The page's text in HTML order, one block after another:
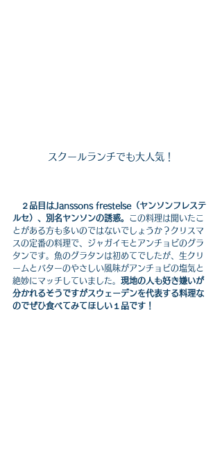
スクールランチでも大人気！
２品目はJanssons frestelse（ヤンソンフレステ
ルセ）、別名ヤンソンの誘惑。 この料理は聞いたこ
とがある方も多いのではないでしょうか？クリスマ
スの定番の料理で、ジャガイモとアンチョビのグラ
タンです。魚のグラタンは初めてでしたが、生クリ
ームとバターのやさしい風味がアンチョビの塩気と
絶妙にマッチしていました。 現地の人も好き嫌いが
分かれるそうですがスウェーデンを代表する料理な
のでぜひ食べてみてほしい１品です！